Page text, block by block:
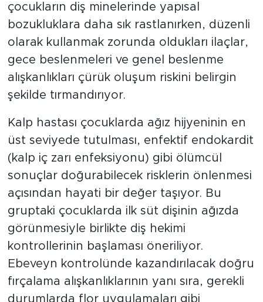
çocukların diş minelerinde yapısal
bozukluklara daha sık rastlanırken, düzenli
olarak kullanmak zorunda oldukları ilaçlar,
gece beslenmeleri ve genel beslenme
alışkanlıkları çürük oluşum riskini belirgin
şekilde tırmandırıyor.
Kalp hastası çocuklarda ağız hijyeninin en
üst seviyede tutulması, enfektif endokardit
(kalp iç zarı enfeksiyonu) gibi ölümcül
sonuçlar doğurabilecek risklerin önlenmesi
açısından hayati bir değer taşıyor. Bu
gruptaki çocuklarda ilk süt dişinin ağızda
görünmesiyle birlikte diş hekimi
kontrollerinin başlaması öneriliyor.
Ebeveyn kontrolünde kazandırılacak doğru
fırçalama alışkanlıklarının yanı sıra, gerekli
durumlarda flor uygulamaları gibi